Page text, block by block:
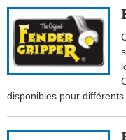
disponibles pour différents